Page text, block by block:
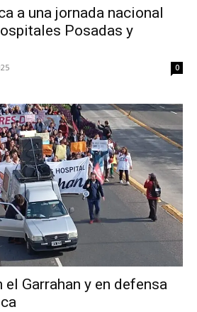
a una jornada nacional
Posadas y
0
Garrahan y en defensa